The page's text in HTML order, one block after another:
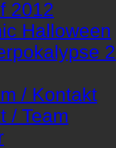
2012
Halloween
/ Kontakt
/ Team